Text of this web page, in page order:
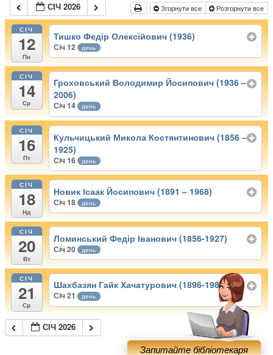
СІЧ 2026 Згорнути все Розгорнути все
СІЧ
12
Пн
Тишко Федір Олексійович (1936)
Січ 12 день
СІЧ
14
Ср
Гроховський Володимир Йосипович (1936 –
2006)
Січ 14 день
СІЧ
16
Пт
Кульчицький Микола Костянтинович (1856 –
1925)
Січ 16 день
СІЧ
18
Нд
Новик Ісаак Йосипович (1891 – 1968)
Січ 18 день
СІЧ
20
Вт
Ломинський Федір Іванович (1856-1927)
Січ 20 день
СІЧ
21
Ср
Шахбазян Гайк Хачатурович (1896-1982)
Січ 21 день
СІЧ 2026